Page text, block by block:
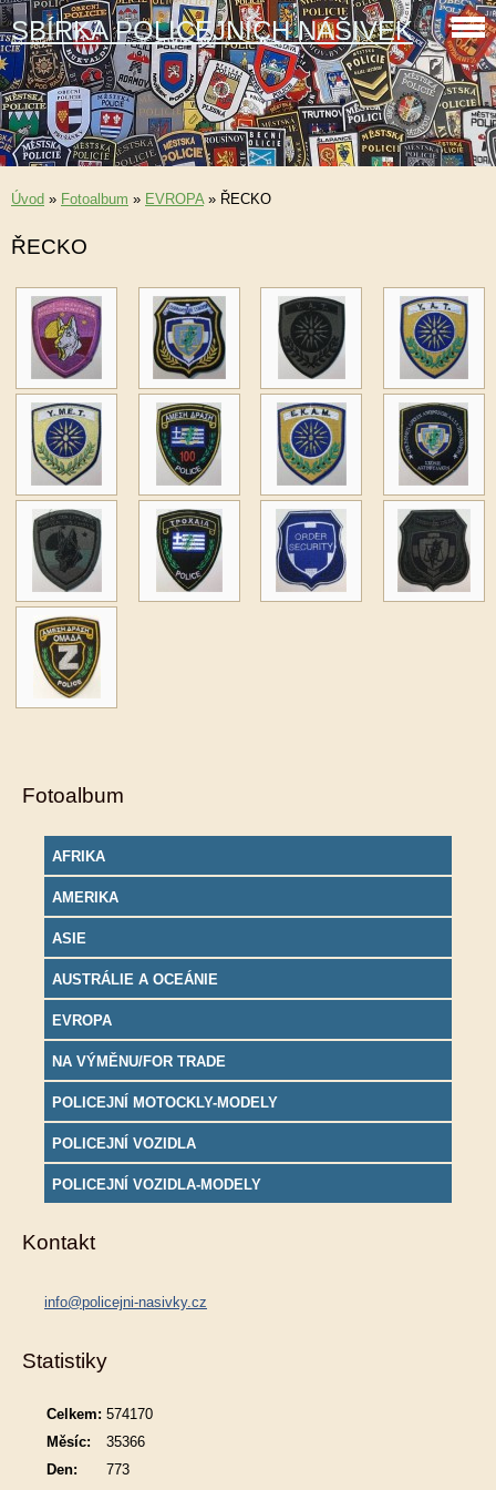
SBÍRKA POLICEJNÍCH NÁŠIVEK
Úvod » Fotoalbum » EVROPA» ŘECKO
ŘECKO
Fotoalbum
AFRIKA
AMERIKA
ASIE
AUSTRÁLIE A OCEÁNIE
EVROPA
NA VÝMĚNU/FOR TRADE
POLICEJNÍ MOTOCKLY-MODELY
POLICEJNÍ VOZIDLA
POLICEJNÍ VOZIDLA-MODELY
Kontakt
info@policejni-nasivky.cz
Statistiky
Celkem: 574170
Měsíc:
35366
Den:
773